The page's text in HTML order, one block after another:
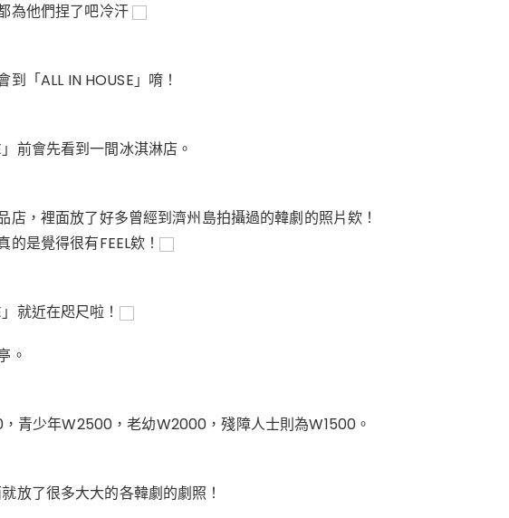
為他們捏了吧冷汗
「ALL IN HOUSE」唷！
前會先看到一間冰淇淋店。
店，裡面放了好多曾經到濟州島拍攝過的韓劇的照片欸！
的是覺得很有FEEL欸！
就近在咫尺啦！
。
青少年W2500，老幼W2000，殘障人士則為W1500。
就放了很多大大的各韓劇的劇照！